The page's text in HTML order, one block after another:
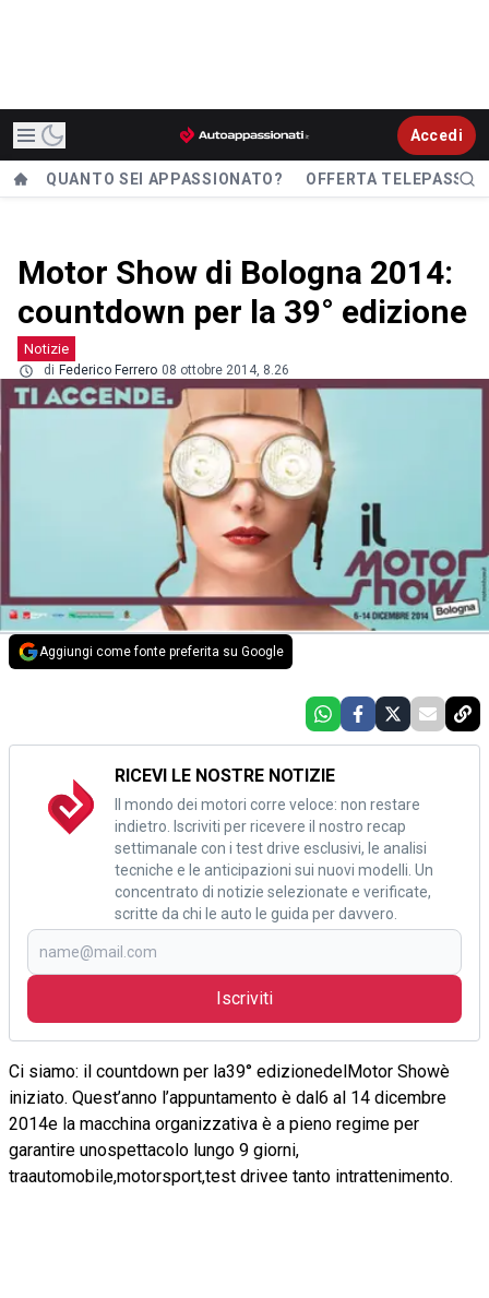
Accedi
QUANTO SEI APPASSIONATO? OFFERTA TELEPASS
Motor Show di Bologna 2014:
countdown per la 39° edizione
Notizie
di Federico Ferrero 08 ottobre 2014, 8.26
Aggiungi come fonte preferita su Google
RICEVI LE NOSTRE NOTIZIE
Il mondo dei motori corre veloce: non restare
indietro. Iscriviti per ricevere il nostro recap
settimanale con i test drive esclusivi, le analisi
tecniche e le anticipazioni sui nuovi modelli. Un
concentrato di notizie selezionate e verificate,
scritte da chi le auto le guida per davvero.
Iscriviti
Ci siamo: il countdown per la39° edizionedelMotor Showè
iniziato. Quest’anno l’appuntamento è dal6 al 14 dicembre
2014e la macchina organizzativa è a pieno regime per
garantire unospettacolo lungo 9 giorni,
traautomobile,motorsport,test drivee tanto intrattenimento.